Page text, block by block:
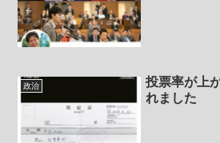
政治
投票率が上
れました